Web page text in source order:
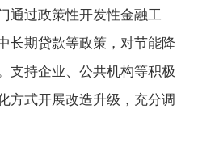
通过政策性开发性金融工
长期贷款等政策，对节能降
支持企业、公共机构等积极
方式开展改造升级，充分调